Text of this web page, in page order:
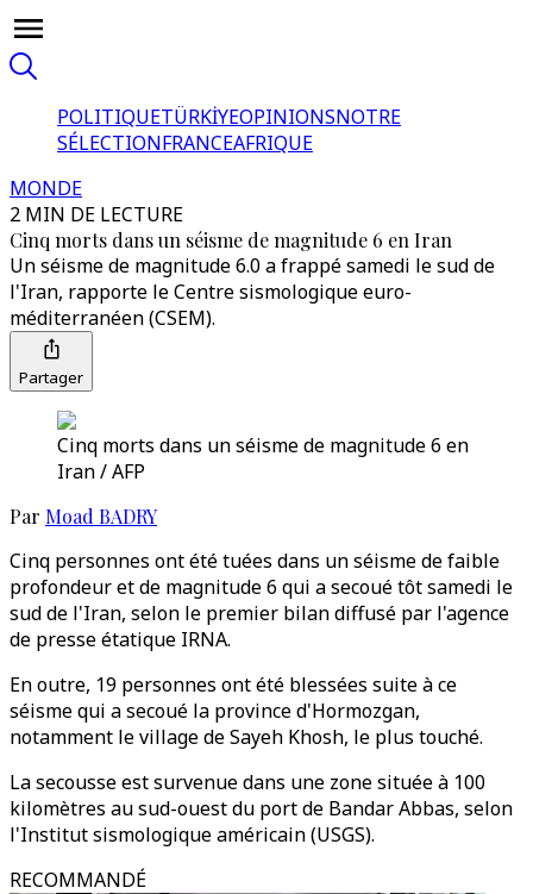
POLITIQUETÜRKİYEOPINIONSNOTRE
SÉLECTIONFRANCEAFRIQUE
MONDE
2 MIN DE LECTURE
Cinq morts dans un séisme de magnitude 6 en Iran
Un séisme de magnitude 6.0 a frappé samedi le sud de
l'Iran, rapporte le Centre sismologique euro-
méditerranéen (CSEM).
Partager
Cinq morts dans un séisme de magnitude 6 en
Iran / AFP
Par Moad BADRY
Cinq personnes ont été tuées dans un séisme de faible
profondeur et de magnitude 6 qui a secoué tôt samedi le
sud de l'Iran, selon le premier bilan diffusé par l'agence
de presse étatique IRNA.
En outre, 19 personnes ont été blessées suite à ce
séisme qui a secoué la province d'Hormozgan,
notamment le village de Sayeh Khosh, le plus touché.
La secousse est survenue dans une zone située à 100
kilomètres au sud-ouest du port de Bandar Abbas, selon
l'Institut sismologique américain (USGS).
RECOMMANDÉ